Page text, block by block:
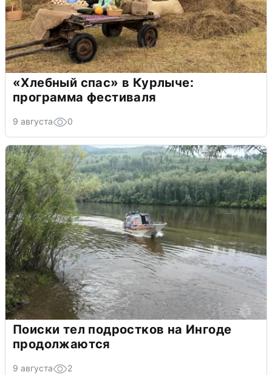
«Хлебный спас» в Курлыче:
программа фестиваля
9 августа 0
Поиски тел подростков на Ингоде
продолжаются
9 августа 2